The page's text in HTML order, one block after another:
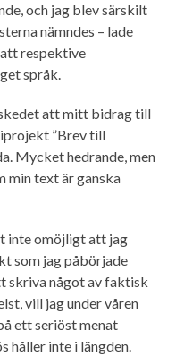
och jag blev särskilt
nämndes – lade
respektive
språk.
att mitt bidrag till
”Brev till
Mycket hedrande, men
min text är ganska
inte omöjligt att jag
som jag påbörjade
skriva något av faktisk
vill jag under våren
ett seriöst menat
håller inte i längden.